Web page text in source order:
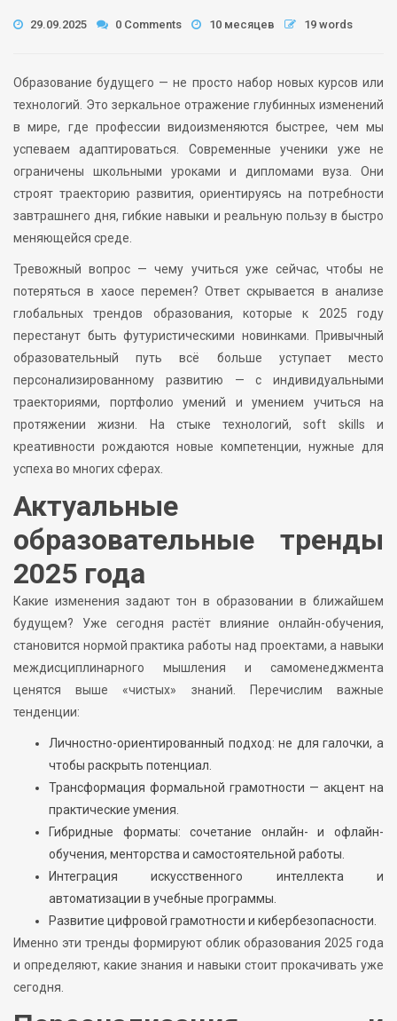
29.09.2025 0 Comments 10 месяцев 19 words
Образование будущего — не просто набор новых курсов или
технологий. Это зеркальное отражение глубинных изменений
в мире, где профессии видоизменяются быстрее, чем мы
успеваем адаптироваться. Современные ученики уже не
ограничены школьными уроками и дипломами вуза. Они
строят траекторию развития, ориентируясь на потребности
завтрашнего дня, гибкие навыки и реальную пользу в быстро
меняющейся среде.
Тревожный вопрос — чему учиться уже сейчас, чтобы не
потеряться в хаосе перемен? Ответ скрывается в анализе
глобальных трендов образования, которые к 2025 году
перестанут быть футуристическими новинками. Привычный
образовательный путь всё больше уступает место
персонализированному развитию — с индивидуальными
траекториями, портфолио умений и умением учиться на
протяжении жизни. На стыке технологий, soft skills и
креативности рождаются новые компетенции, нужные для
успеха во многих сферах.
Актуальные
образовательные тренды
2025 года
Какие изменения задают тон в образовании в ближайшем
будущем? Уже сегодня растёт влияние онлайн-обучения,
становится нормой практика работы над проектами, а навыки
междисциплинарного мышления и самоменеджмента
ценятся выше «чистых» знаний. Перечислим важные
тенденции:
Личностно-ориентированный подход: не для галочки, а
чтобы раскрыть потенциал.
Трансформация формальной грамотности — акцент на
практические умения.
Гибридные форматы: сочетание онлайн- и офлайн-
обучения, менторства и самостоятельной работы.
Интеграция искусственного интеллекта и
автоматизации в учебные программы.
Развитие цифровой грамотности и кибербезопасности.
Именно эти тренды формируют облик образования 2025 года
и определяют, какие знания и навыки стоит прокачивать уже
сегодня.